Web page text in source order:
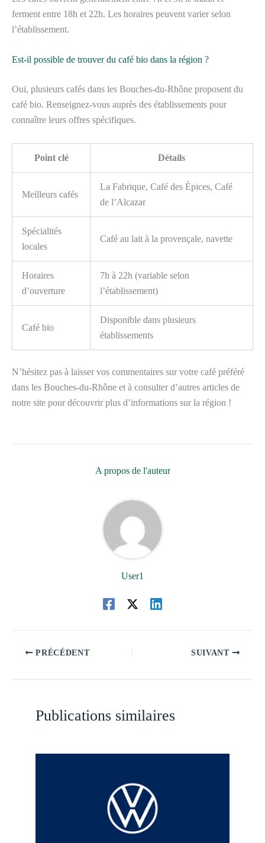
ferment entre 18h et 22h. Les horaires peuvent varier selon
l’établissement.
Est-il possible de trouver du café bio dans la région ?
Oui, plusieurs cafés dans les Bouches-du-Rhône proposent du
café bio. Renseignez-vous auprès des établissements pour
connaître leurs offres spécifiques.
Point clé Détails
Meilleurs cafés
La Fabrique, Café des Épices, Café
de l’Alcazar
Spécialités
locales
Café au lait à la provençale, navette
Horaires
d’ouverture
7h à 22h (variable selon
l’établissement)
Café bio
Disponible dans plusieurs
établissements
N’hésitez pas à laisser vos commentaires sur votre café préféré
dans les Bouches-du-Rhône et à consulter d’autres articles de
notre site pour découvrir plus d’informations sur la région !
A propos de l'auteur
User1
PRÉCÉDENT SUIVANT
Publications similaires